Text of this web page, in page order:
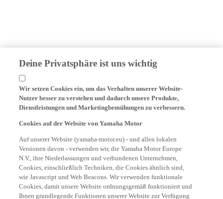
Deine Privatsphäre ist uns wichtig
Wir setzen Cookies ein, um das Verhalten unserer Website-
Nutzer besser zu verstehen und dadurch unsere Produkte,
Dienstleistungen und Marketingbemühungen zu verbessern.
Cookies auf der Website von Yamaha Motor
Auf unserer Website (yamaha-motor.eu) - und allen lokalen
Versionen davon - verwenden wir, die Yamaha Motor Europe
N.V., ihre Niederlassungen und verbundenen Unternehmen,
Cookies, einschließlich Techniken, die Cookies ähnlich sind,
wie Javascript und Web Beacons. Wir verwenden funktionale
Cookies, damit unsere Website ordnungsgemäß funktioniert und
Ihnen grundlegende Funktionen unserer Website zur Verfügung